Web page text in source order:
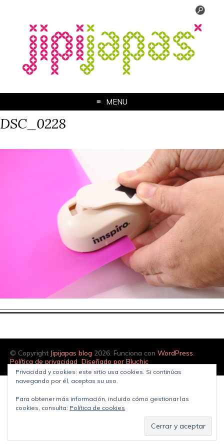
MENU
DSC_0228
© Copyright Jipijapas blog 2026. Funciona con WordPress
Política de privacidad Diseñado por Bluchic
Privacidad y cookies: este sitio usa cookies. Si continúas
navegando por él, aceptas su uso.
Para obtener más información, incluido cómo gestionar las
cookies, consulta: Política de cookies